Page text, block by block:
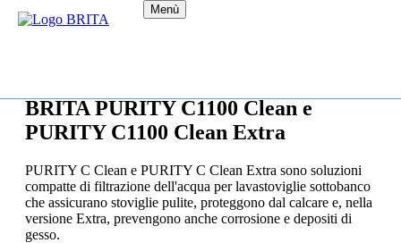
Menù
BRITA PURITY C1100 Clean e
PURITY C1100 Clean Extra
PURITY C Clean e PURITY C Clean Extra sono soluzioni
compatte di filtrazione dell'acqua per lavastoviglie sottobanco
che assicurano stoviglie pulite, proteggono dal calcare e, nella
versione Extra, prevengono anche corrosione e depositi di
gesso.